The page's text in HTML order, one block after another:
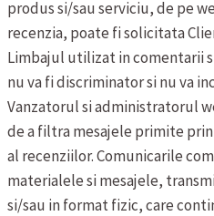
produs si/sau serviciu, de pe
recenzia, poate fi solicitata
Limbajul utilizat in comentarii
nu va fi discriminator si nu va
Vanzatorul si administratorul
de a filtra mesajele primite
al recenziilor.Comunicarile
materialele si mesajele,
si/sau in format fizic, care